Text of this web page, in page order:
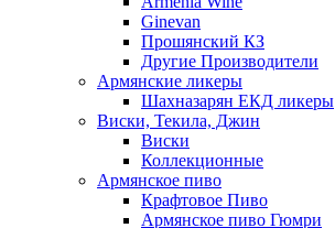
Ginevan
Прошянский КЗ
Другие Производители
Армянские ликеры
Шахназарян ЕКД ликеры
Виски, Текила, Джин
Виски
Коллекционные
Армянское пиво
Крафтовое Пиво
Армянское пиво Гюмри